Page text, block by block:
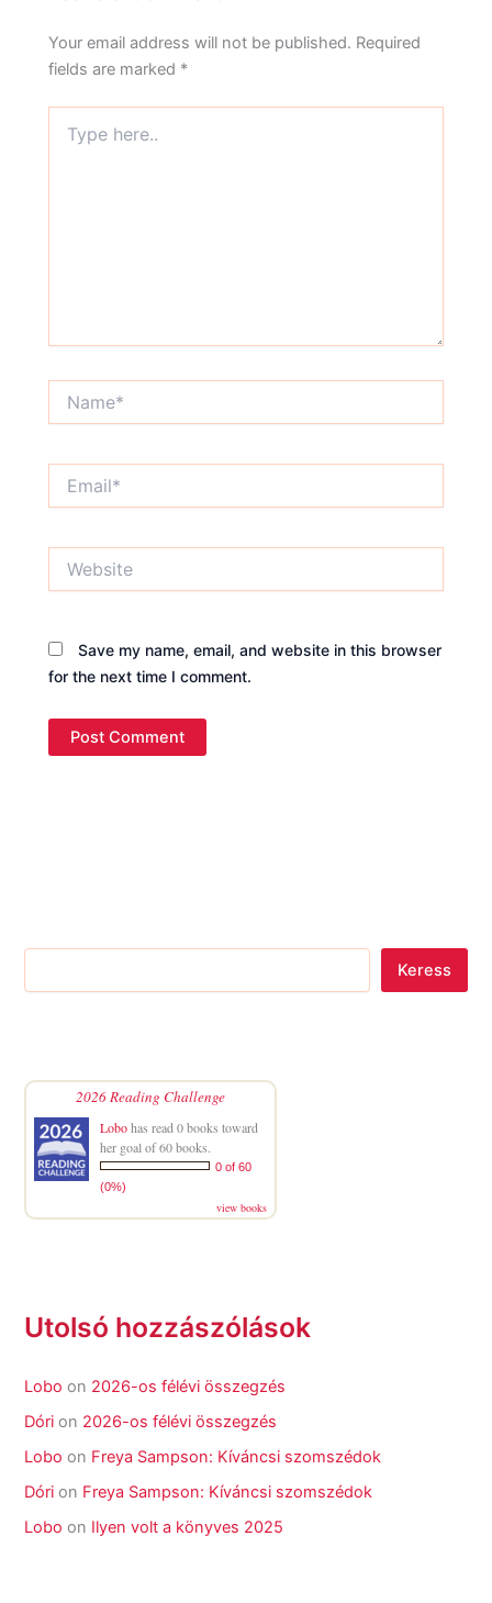
Your email address will not be published. Required
fields are marked *
here..
Save my name, email, and website in this browser
for the next time I comment.
Keress
2026 Reading Challenge
Lobohas read 0 books toward
her goal of 60 books.
0 of 60
(0%)
view books
Utolsó hozzászólások
Lobo on 2026-os félévi összegzés
Dóri on 2026-os félévi összegzés
Lobo on Freya Sampson: Kíváncsi szomszédok
Dóri on Freya Sampson: Kíváncsi szomszédok
Lobo on Ilyen volt a könyves 2025